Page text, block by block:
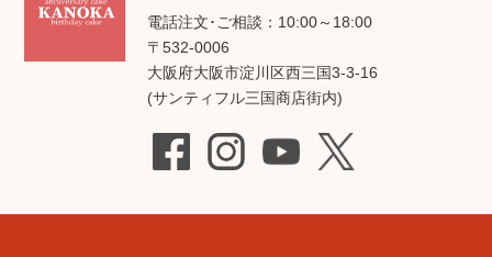
電話注文･ご相談：10:00～18:00
〒532-0006
大阪府大阪市淀川区西三国3-3-16
(サンティフル三国商店街内)